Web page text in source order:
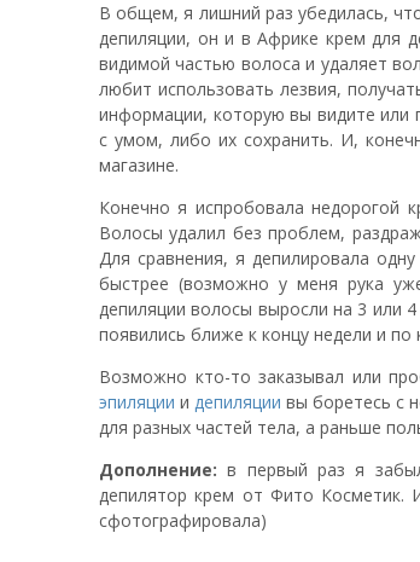
В общем, я лишний раз убедилась,
депиляции, он и в Африке крем для
видимой частью волоса и удаляет
любит использовать лезвия,
информации, которую вы видите или
с умом, либо их сохранить. И,
магазине.
Конечно я испробовала недорогой
Волосы удалил без проблем,
Для сравнения, я депилировала
быстрее (возможно у меня рука
депиляции волосы выросли на 3 или
появились ближе к концу недели и по
Возможно кто-то заказывал или
эпиляции идепиляции вы боретесь с
для разных частей тела, а раньше
Дополнение: в первый раз я
депилятор крем от Фито Косметик.
сфотографировала)